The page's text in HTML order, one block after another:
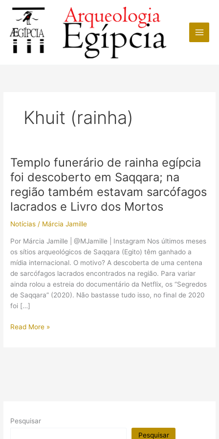
conteúdo
Khuit (rainha)
Templo funerário de rainha egípcia
foi descoberto em Saqqara; na
região também estavam sarcófagos
lacrados e Livro dos Mortos
Notícias / Márcia Jamille
Por Márcia Jamille | @MJamille | Instagram Nos últimos meses
os sítios arqueológicos de Saqqara (Egito) têm ganhado a
mídia internacional. O motivo? A descoberta de uma centena
de sarcófagos lacrados encontrados na região. Para variar
ainda rolou a estreia do documentário da Netflix, os “Segredos
de Saqqara” (2020). Não bastasse tudo isso, no final de 2020
foi […]
Templo
na
Read More »
Pesquisar
Pesquisar